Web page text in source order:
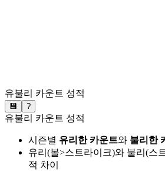
유불리 카운트 성적
💾 ?
유불리 카운트 성적
시즌별 유리한 카운트와 불리한
유리(볼>스트라이크)와 불리(스
적 차이